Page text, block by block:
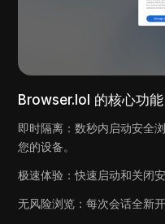
Browser.lol 的核心功能
即时隔离：数秒内启动安全
您的设备。
极速体验：快速启动和关闭安
无风险浏览：每次会话全新